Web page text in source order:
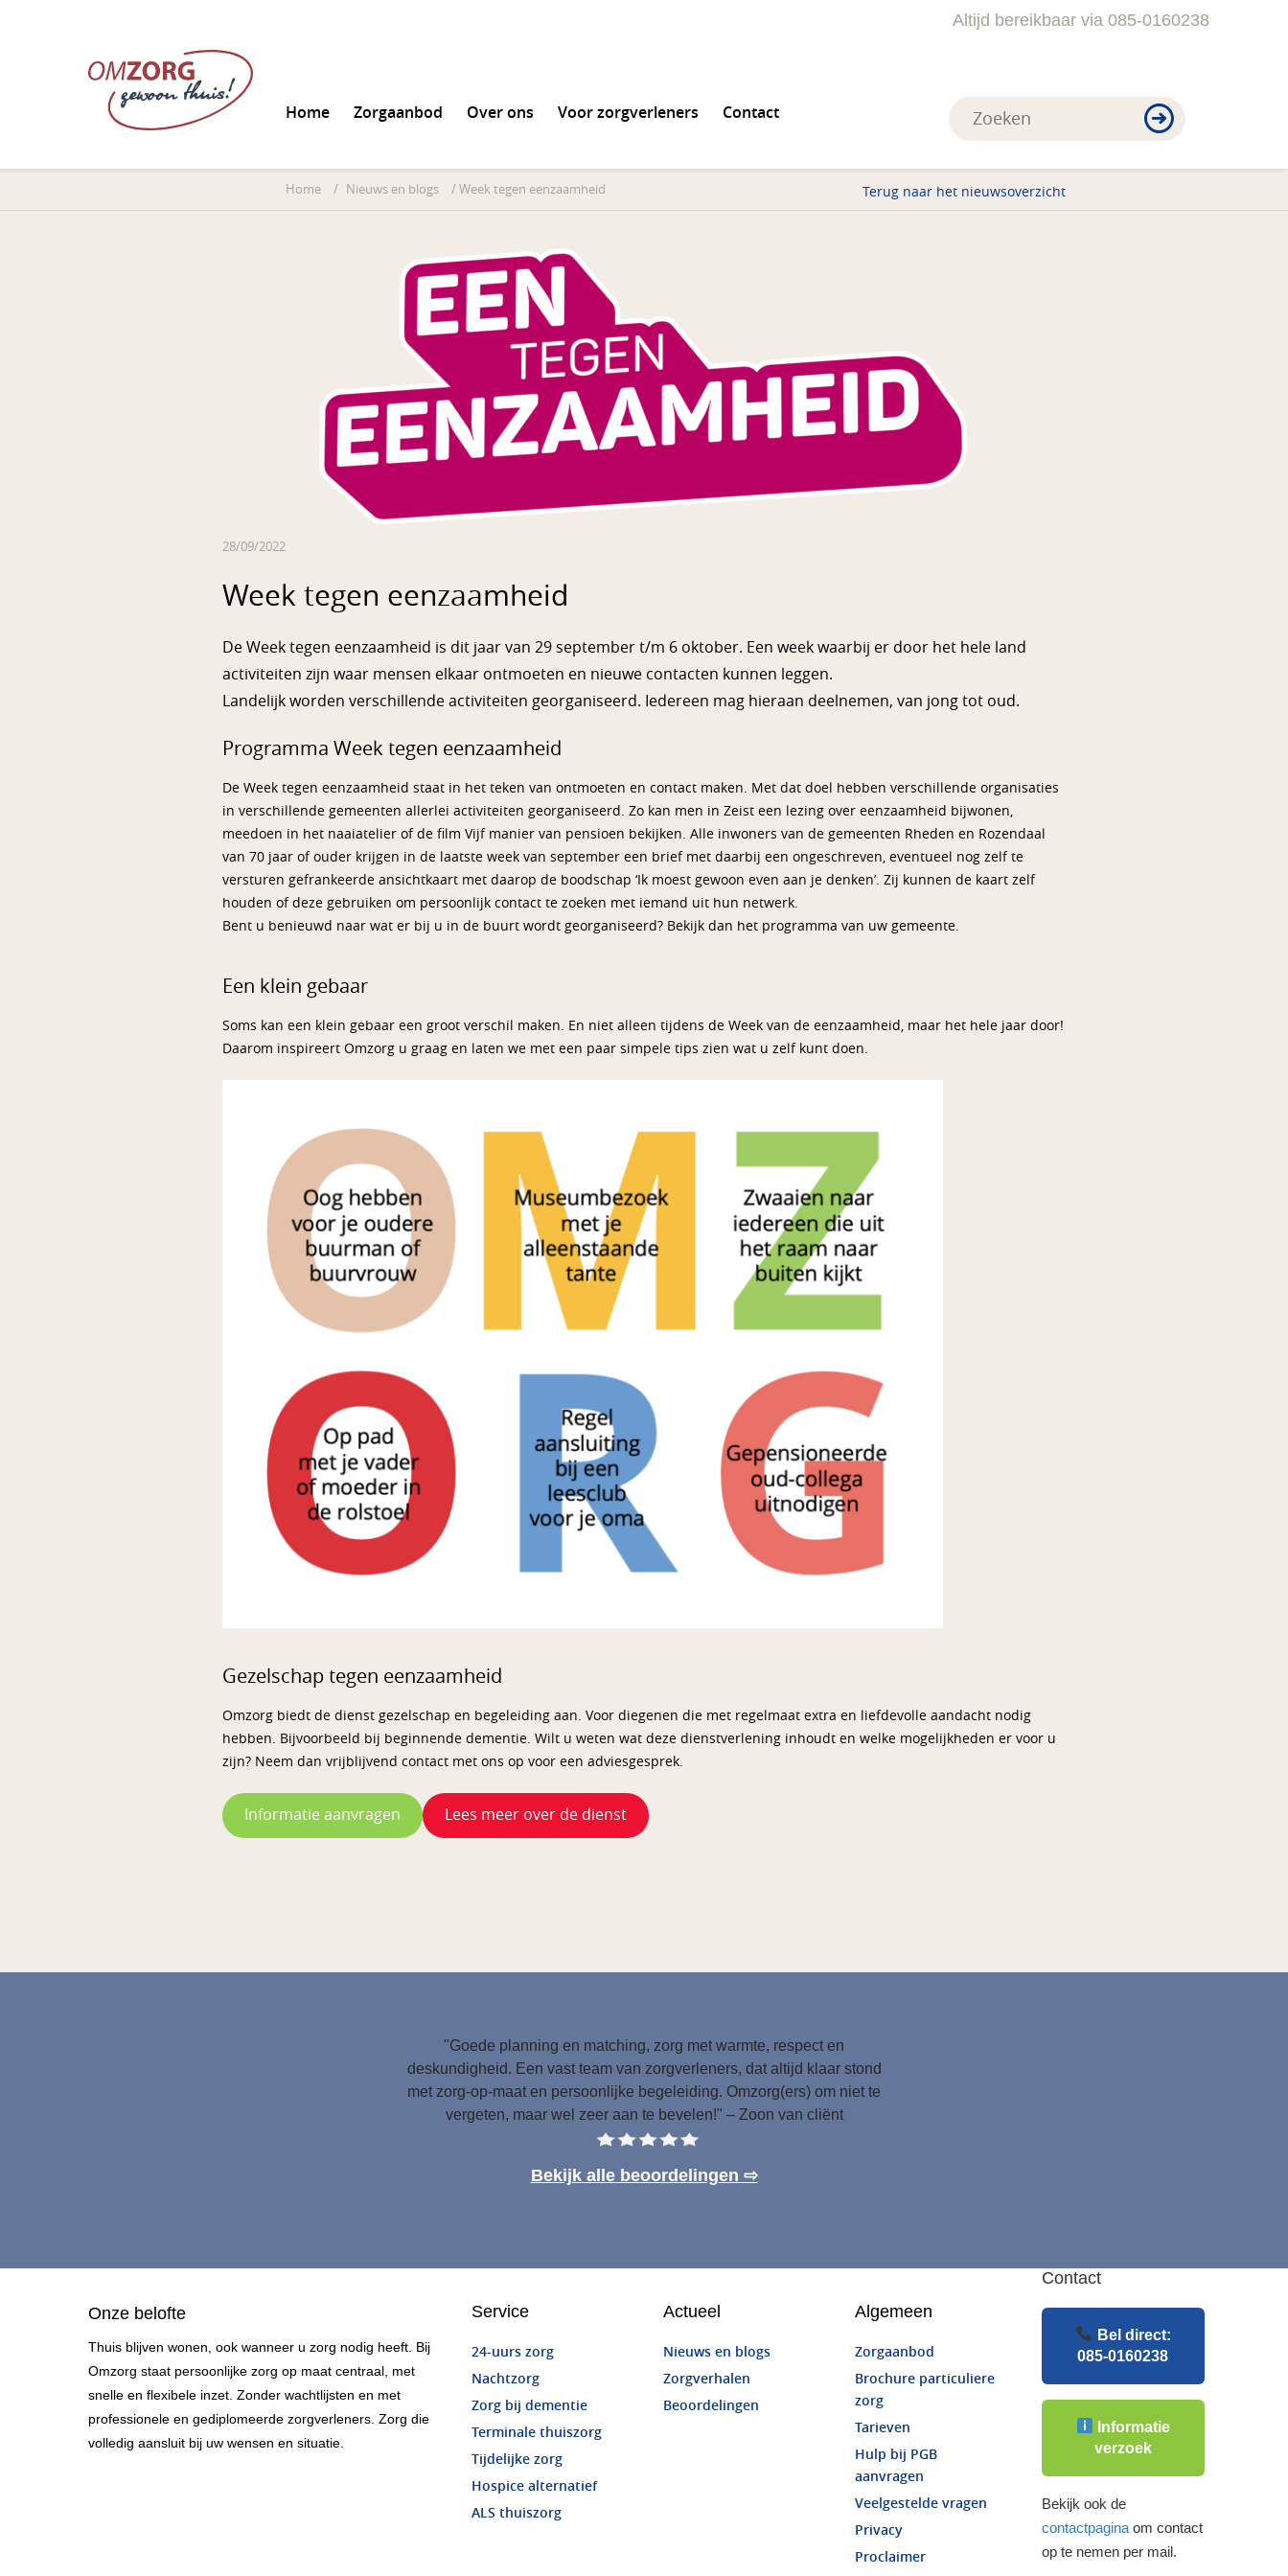
Altijd bereikbaar via 085-0160238
Home Zorgaanbod Over ons Voor zorgverleners Contact
Informatie aanvragen
Home / Nieuws en blogs / Week tegen eenzaamheid Terug naar het nieuwsoverzicht
28/09/2022
Week tegen eenzaamheid
De Week tegen eenzaamheid is dit jaar van 29 september t/m 6 oktober. Een week waarbij er door het hele land
activiteiten zijn waar mensen elkaar ontmoeten en nieuwe contacten kunnen leggen.
Landelijk worden verschillende activiteiten georganiseerd. Iedereen mag hieraan deelnemen, van jong tot oud.
Programma Week tegen eenzaamheid
De Week tegen eenzaamheid staat in het teken van ontmoeten en contact maken. Met dat doel hebben verschillende organisaties
in verschillende gemeenten allerlei activiteiten georganiseerd. Zo kan men in Zeist een lezing over eenzaamheid bijwonen,
meedoen in het naaiatelier of de film Vijf manier van pensioen bekijken. Alle inwoners van de gemeenten Rheden en Rozendaal
van 70 jaar of ouder krijgen in de laatste week van september een brief met daarbij een ongeschreven, eventueel nog zelf te
versturen gefrankeerde ansichtkaart met daarop de boodschap ‘Ik moest gewoon even aan je denken’. Zij kunnen de kaart zelf
houden of deze gebruiken om persoonlijk contact te zoeken met iemand uit hun netwerk.
Bent u benieuwd naar wat er bij u in de buurt wordt georganiseerd? Bekijk dan het programma van uw gemeente.
Een klein gebaar
Soms kan een klein gebaar een groot verschil maken. En niet alleen tijdens de Week van de eenzaamheid, maar het hele jaar door!
Daarom inspireert Omzorg u graag en laten we met een paar simpele tips zien wat u zelf kunt doen.
Gezelschap tegen eenzaamheid
Omzorg biedt de dienst gezelschap en begeleiding aan. Voor diegenen die met regelmaat extra en liefdevolle aandacht nodig
hebben. Bijvoorbeeld bij beginnende dementie. Wilt u weten wat deze dienstverlening inhoudt en welke mogelijkheden er voor u
zijn? Neem dan vrijblijvend contact met ons op voor een adviesgesprek.
Informatie aanvragen Lees meer over de dienst
"Goede planning en matching, zorg met warmte, respect en
deskundigheid. Een vast team van zorgverleners, dat altijd klaar stond
met zorg-op-maat en persoonlijke begeleiding. Omzorg(ers) om niet te
vergeten, maar wel zeer aan te bevelen!" – Zoon van cliënt
Bekijk alle beoordelingen ⇨
Onze belofte
Thuis blijven wonen, ook wanneer u zorg nodig heeft. Bij
Omzorg staat persoonlijke zorg op maat centraal, met
snelle en flexibele inzet. Zonder wachtlijsten en met
professionele en gediplomeerde zorgverleners. Zorg die
volledig aansluit bij uw wensen en situatie.
Service
24-uurs zorg
Nachtzorg
Zorg bij dementie
Terminale thuiszorg
Tijdelijke zorg
Hospice alternatief
ALS thuiszorg
Actueel
Nieuws en blogs
Zorgverhalen
Beoordelingen
Algemeen
Zorgaanbod
Brochure particuliere
zorg
Tarieven
Hulp bij PGB
aanvragen
Veelgestelde vragen
Privacy
Proclaimer
Contact
Bel direct:
085-0160238
Informatie
verzoek
Bekijk ook de
contactpaginaom contact
op te nemen per mail.